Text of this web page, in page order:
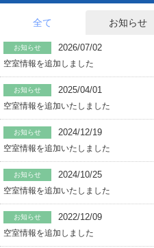
全て お知らせ
お知らせ 2026/07/02
空室情報を追加しました
お知らせ 2025/04/01
空室情報を追加いたしました
お知らせ 2024/12/19
空室情報を追加いたしました
お知らせ 2024/10/25
空室情報を追加いたしました
お知らせ 2022/12/09
空室情報を追加しました